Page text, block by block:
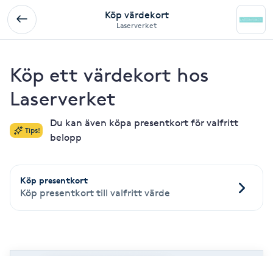
Köp värdekort
Laserverket
Köp ett värdekort hos
Laserverket
Tips!
Du kan även köpa presentkort för valfritt
belopp
Köp presentkort
Köp presentkort till valfritt värde